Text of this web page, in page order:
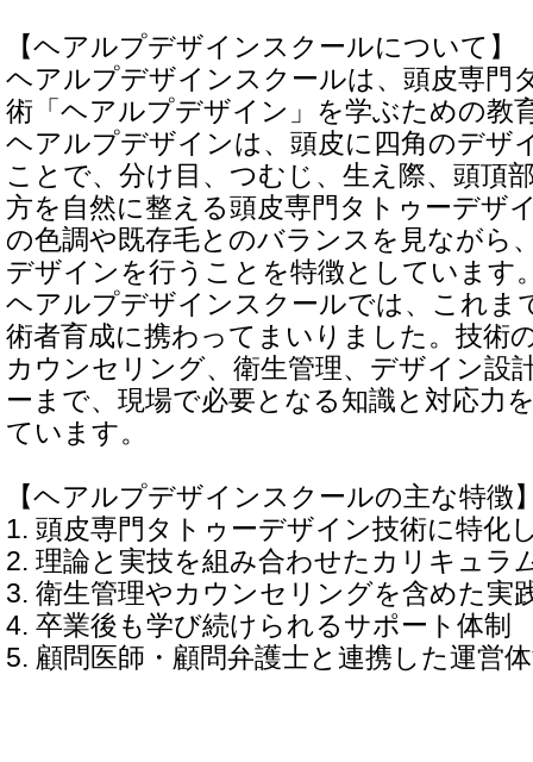
【ヘアルプデザインスクールについて】
ヘアルプデザインスクールは、頭皮専門
術「ヘアルプデザイン」を学ぶための教
ヘアルプデザインは、頭皮に四角のデザ
ことで、分け目、つむじ、生え際、頭頂
方を自然に整える頭皮専門タトゥーデザ
の色調や既存毛とのバランスを見ながら
デザインを行うことを特徴としています
ヘアルプデザインスクールでは、これま
術者育成に携わってまいりました。技術
カウンセリング、衛生管理、デザイン設
ーまで、現場で必要となる知識と対応力
ています。
【ヘアルプデザインスクールの主な特徴
1. 頭皮専門タトゥーデザイン技術に特化
2. 理論と実技を組み合わせたカリキュラ
3. 衛生管理やカウンセリングを含めた実
4. 卒業後も学び続けられるサポート体制
5. 顧問医師・顧問弁護士と連携した運営